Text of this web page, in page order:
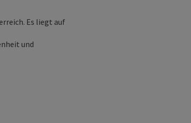
Es liegt auf
und